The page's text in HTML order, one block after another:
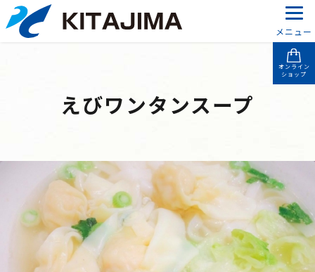
メニュー
オンライン
ショップ
えびワンタンスープ